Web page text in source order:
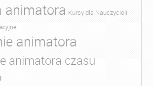
animatora Kursy dla Nauczycieli
animatora
animatora czasu